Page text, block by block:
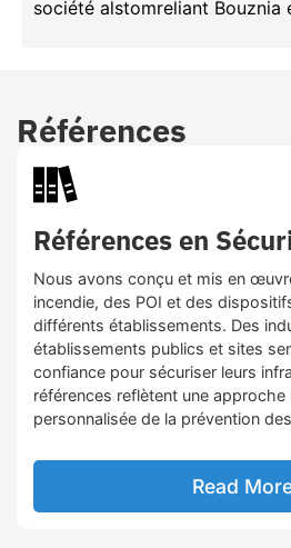
société alstomreliant Bouznia
Références
Références en
Nous avons conçu et mis en
incendie, des POI et des
différents établissements. Des
établissements publics et sites
confiance pour sécuriser leurs
références reflètent une approche
personnalisée de la prévention
Read